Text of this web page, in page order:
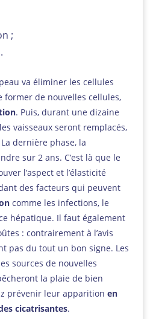
;
va éliminer les cellules
former de nouvelles cellules,
. Puis, durant une dizaine
vaisseaux seront remplacés,
dernière phase, la
sur 2 ans. C’est là que le
l’aspect et l’élasticité
des facteurs qui peuvent
comme les infections, le
hépatique. Il faut également
: contrairement à l’avis
pas du tout un bon signe. Les
sources de nouvelles
la plaie de bien
prévenir leur apparition en
cicatrisantes.